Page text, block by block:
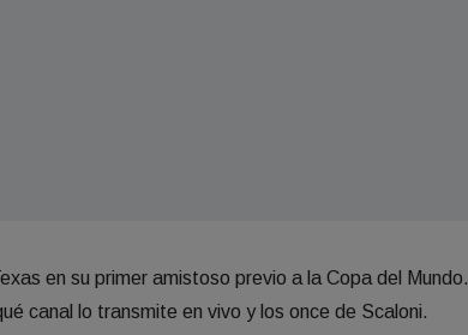
en su primer amistoso previo a la Copa del Mundo.
canal lo transmite en vivo y los once de Scaloni.